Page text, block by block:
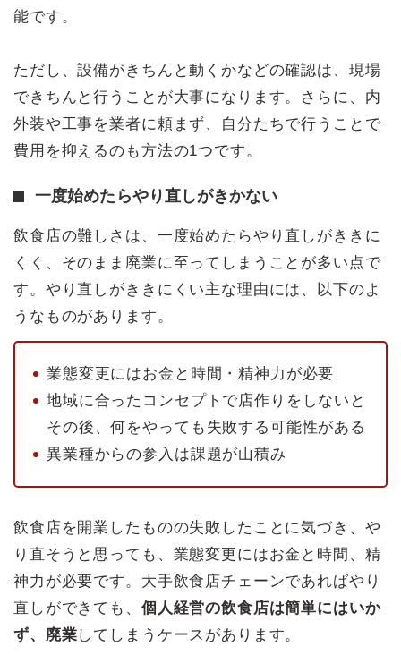
能です。
ただし、設備がきちんと動くかなどの確認は、現場
できちんと行うことが大事になります。さらに、内
外装や工事を業者に頼まず、自分たちで行うことで
費用を抑えるのも方法の1つです。
一度始めたらやり直しがきかない
飲食店の難しさは、一度始めたらやり直しがききに
くく、そのまま廃業に至ってしまうことが多い点で
す。やり直しがききにくい主な理由には、以下のよ
うなものがあります。
業態変更にはお金と時間・精神力が必要
地域に合ったコンセプトで店作りをしないと
その後、何をやっても失敗する可能性がある
異業種からの参入は課題が山積み
飲食店を開業したものの失敗したことに気づき、や
り直そうと思っても、業態変更にはお金と時間、精
神力が必要です。大手飲食店チェーンであればやり
直しができても、 個人経営の飲食店は簡単にはいか
ず、廃業してしまうケースがあります。